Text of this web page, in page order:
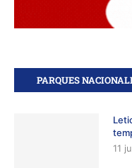
PARQUES
11